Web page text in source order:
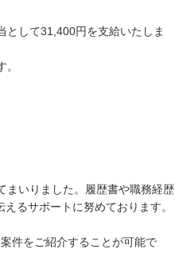
として31,400円を支給いたしま
まいりました。履歴書や職務経歴
るサポートに努めております。
件をご紹介することが可能で